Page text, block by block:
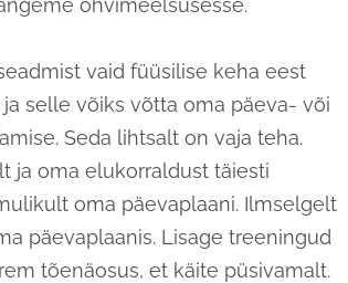
vaid füüsilise keha eest
selle võiks võtta oma päeva- või
Seda lihtsalt on vaja teha.
ja oma elukorraldust täiesti
oma päevaplaani. Ilmselgelt
päevaplaanis. Lisage treeningud
tõenäosus, et käite püsivamalt.